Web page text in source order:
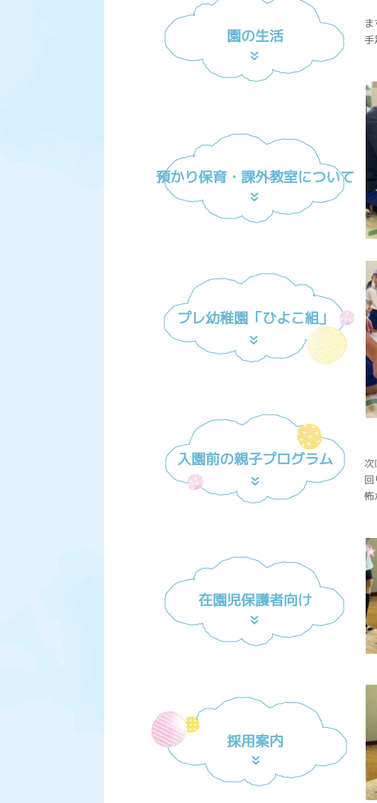
園の生活
預かり保育・課外教室について
プレ幼稚園「ひよこ組」
入園前の親子プログラム
在園児保護者向け
採用案内
手
次
回
怖